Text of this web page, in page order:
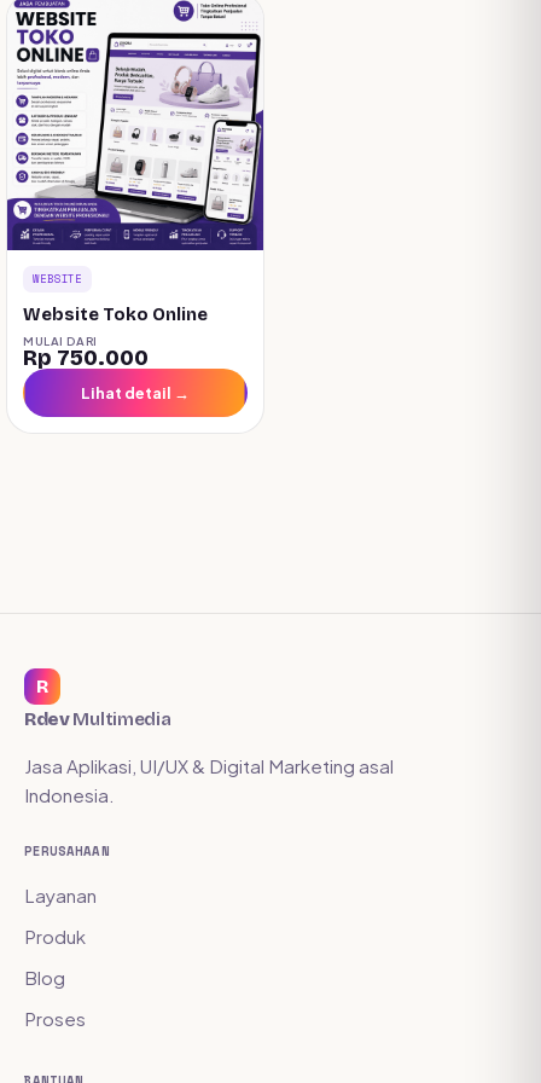
WEBSITE
Website Toko Online
MULAI DARI
Rp 750.000
Lihat detail →
R
RdevMultimedia
Jasa Aplikasi, UI/UX & Digital Marketing asal
Indonesia.
PERUSAHAAN
Layanan
Produk
Blog
Proses